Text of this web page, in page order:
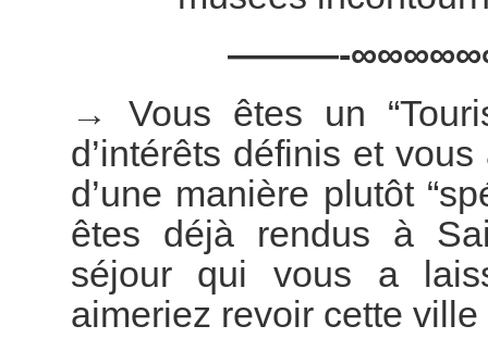
———-
→Vous êtes un
d’intérêts définis et
d’une manière plutôt
êtes déjà rendus à
séjour qui vous a
aimeriez revoir cette